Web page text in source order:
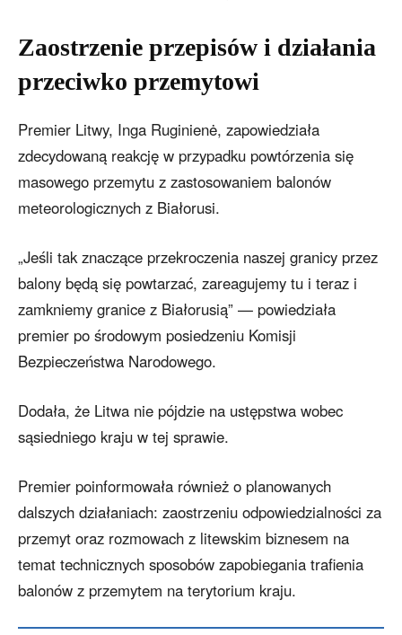
Zaostrzenie przepisów i działania
przeciwko przemytowi
Premier Litwy, Inga Ruginienė, zapowiedziała
zdecydowaną reakcję w przypadku powtórzenia się
masowego przemytu z zastosowaniem balonów
meteorologicznych z Białorusi.
„Jeśli tak znaczące przekroczenia naszej granicy przez
balony będą się powtarzać, zareagujemy tu i teraz i
zamkniemy granice z Białorusią” — powiedziała
premier po środowym posiedzeniu Komisji
Bezpieczeństwa Narodowego.
Dodała, że Litwa nie pójdzie na ustępstwa wobec
sąsiedniego kraju w tej sprawie.
Premier poinformowała również o planowanych
dalszych działaniach: zaostrzeniu odpowiedzialności za
przemyt oraz rozmowach z litewskim biznesem na
temat technicznych sposobów zapobiegania trafienia
balonów z przemytem na terytorium kraju.